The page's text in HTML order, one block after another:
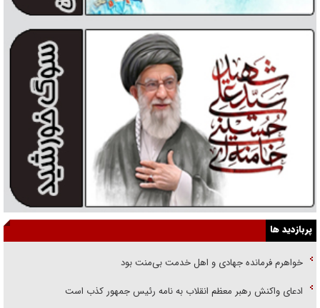
پربازدید ها
خواهرم فرمانده جهادی و اهل خدمت بی‌منت بود
ادعای واکنش رهبر معظم انقلاب به نامه رئیس جمهور کذب است